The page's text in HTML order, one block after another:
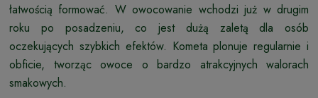
łatwością formować. W owocowanie wchodzi już w drugim
roku po posadzeniu, co jest dużą zaletą dla osób
oczekujących szybkich efektów. Kometa plonuje regularnie i
obficie, tworząc owoce o bardzo atrakcyjnych walorach
smakowych.